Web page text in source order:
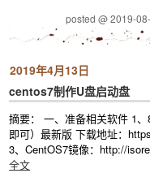
posted @ 2019-
2019年4月13日
centos7制作U盘启动盘
摘要： 一、准备相关软件 1
即可）最新版 下载地址：
3、CentOS7镜像：http://
全文